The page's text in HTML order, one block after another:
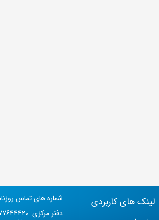
شماره های تماس
دفتر مرکزی: 02177644420
لینک های کاربردی